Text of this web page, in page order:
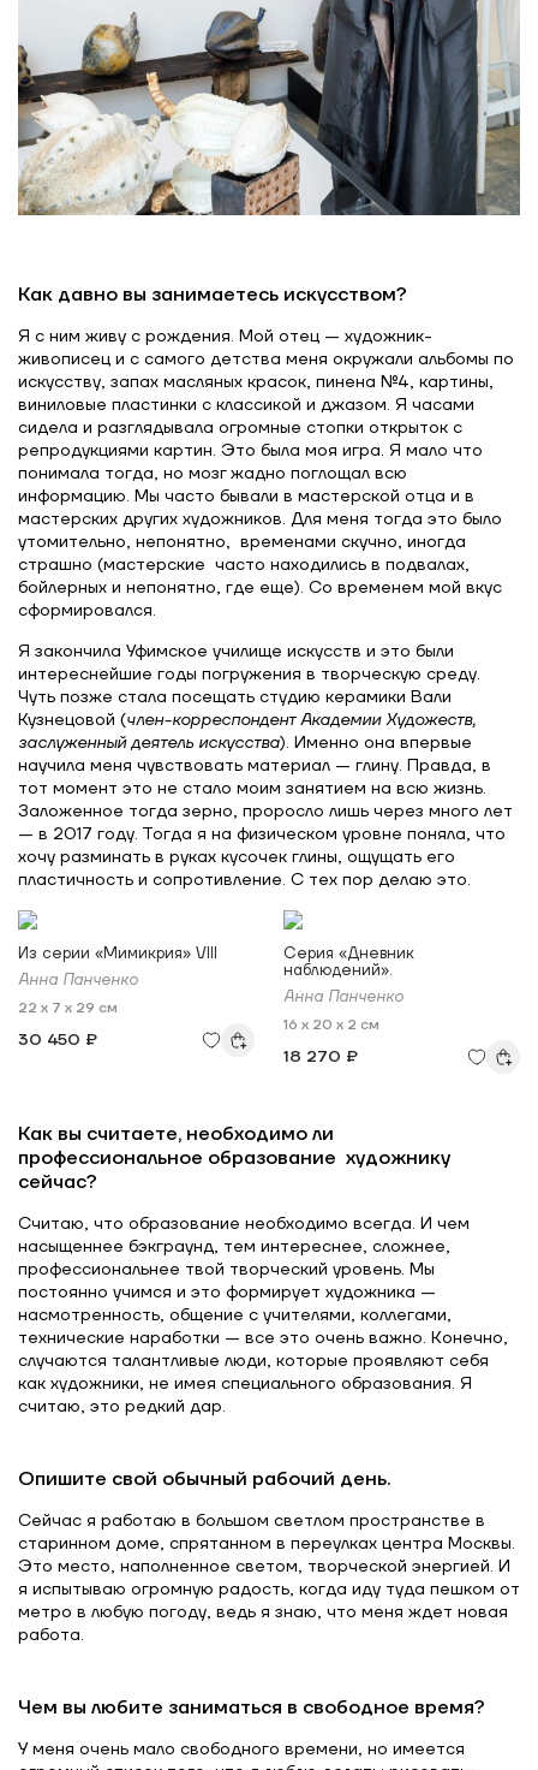
Как давно вы занимаетесь искусством?
Я с ним живу с рождения. Мой отец — художник-
живописец и с самого детства меня окружали альбомы по
искусству, запах масляных красок, пинена №4, картины,
виниловые пластинки с классикой и джазом. Я часами
сидела и разглядывала огромные стопки открыток с
репродукциями картин. Это была моя игра. Я мало что
понимала тогда, но мозг жадно поглощал всю
информацию. Мы часто бывали в мастерской отца и в
мастерских других художников. Для меня тогда это было
утомительно, непонятно, временами скучно, иногда
страшно (мастерские часто находились в подвалах,
бойлерных и непонятно, где еще). Со временем мой вкус
сформировался.
Я закончила Уфимское училище искусств и это были
интереснейшие годы погружения в творческую среду.
Чуть позже стала посещать студию керамики Вали
Кузнецовой (член-корреспондент Академии Художеств,
заслуженный деятель искусства). Именно она впервые
научила меня чувствовать материал — глину. Правда, в
тот момент это не стало моим занятием на всю жизнь.
Заложенное тогда зерно, проросло лишь через много лет
— в 2017 году. Тогда я на физическом уровне поняла, что
хочу разминать в руках кусочек глины, ощущать его
пластичность и сопротивление. С тех пор делаю это.
Из серии «Мимикрия» VIII
Анна Панченко
22 x 7 x 29 см
30 450 ₽
Серия «Дневник
наблюдений».
Анна Панченко
16 x 20 x 2 см
18 270 ₽
Как вы считаете, необходимо ли
профессиональное образование художнику
сейчас?
Считаю, что образование необходимо всегда. И чем
насыщеннее бэкграунд, тем интереснее, сложнее,
профессиональнее твой творческий уровень. Мы
постоянно учимся и это формирует художника —
насмотренность, общение с учителями, коллегами,
технические наработки — все это очень важно. Конечно,
случаются талантливые люди, которые проявляют себя
как художники, не имея специального образования. Я
считаю, это редкий дар.
Опишите свой обычный рабочий день.
Сейчас я работаю в большом светлом пространстве в
старинном доме, спрятанном в переулках центра Москвы.
Это место, наполненное светом, творческой энергией. И
я испытываю огромную радость, когда иду туда пешком от
метро в любую погоду, ведь я знаю, что меня ждет новая
работа.
Чем вы любите заниматься в свободное время?
У меня очень мало свободного времени, но имеется